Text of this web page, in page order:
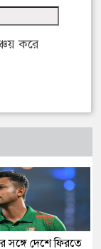
করে
সঙ্গে দেশে ফিরতে